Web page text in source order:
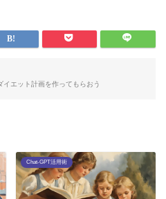
エット計画を作ってもらおう
Chat-GPT活用術